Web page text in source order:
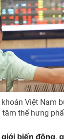
Việt Nam
tâm thế hưng
biến động,